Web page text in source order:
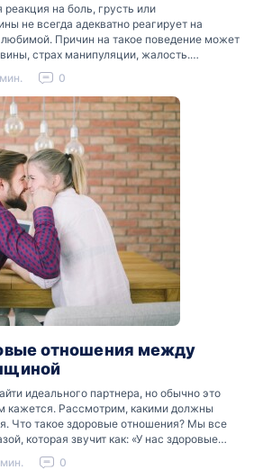
на боль, грусть или
не всегда адекватно реагирует на
Причин на такое поведение может
страх манипуляции, жалость.
боятся женских слез, помогут советы
0
отношения между
идеального партнера, но обычно это
кажется. Рассмотрим, какими должны
Что такое здоровые отношения? Мы все
которая звучит как: «У нас здоровые
0